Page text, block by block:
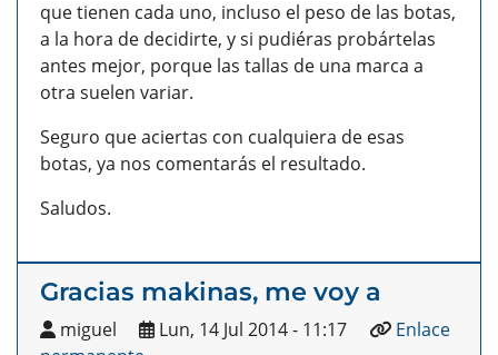
que tienen cada uno, incluso el peso de las botas,
a la hora de decidirte, y si pudiéras probártelas
antes mejor, porque las tallas de una marca a
otra suelen variar.
Seguro que aciertas con cualquiera de esas
botas, ya nos comentarás el resultado.
Saludos.
Gracias makinas, me voy a
miguel Lun, 14 Jul 2014 - 11:17
Enlace